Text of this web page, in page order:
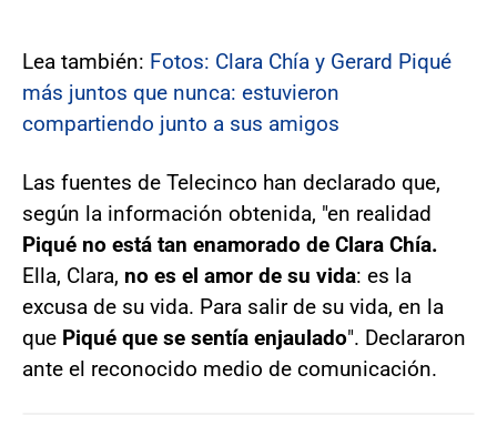
Lea también: Fotos: Clara Chía y Gerard Piqué
más juntos que nunca: estuvieron
compartiendo junto a sus amigos
Las fuentes de Telecinco han declarado que,
según la información obtenida, "en realidad
Piqué no está tan enamorado de Clara Chía.
Ella, Clara, no es el amor de su vida: es la
excusa de su vida. Para salir de su vida, en la
que Piqué que se sentía enjaulado". Declararon
ante el reconocido medio de comunicación.